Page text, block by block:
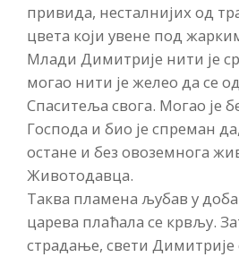
привида, несталнијих од
цвета који увене под
Млади Димитрије нити је
могао нити је желео да се
Спаситеља свога. Могао је
Господа и био је спреман
остане и без овоземнога
Животодавца.
Таква пламена љубав у
царева плаћала се крвљу.
страдање, свети Димитрије